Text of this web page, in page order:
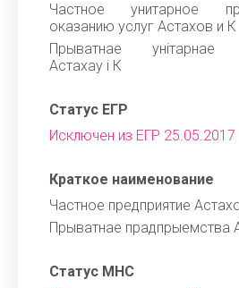
Частное унитарное
оказанию услуг Астахов и К
Прыватнае унiтарнае
Астахау i К
Статус ЕГР
Исключен из ЕГР 25.05.2017
Краткое наименование
Частное предприятие
Прыватнае прадпрыемства
Статус МНС